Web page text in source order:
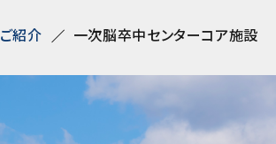
紹介 一次脳卒中センターコア施設